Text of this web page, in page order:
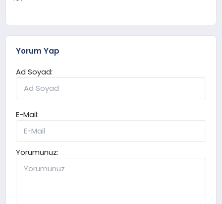
Yorum Yap
Ad Soyad:
E-Mail:
Yorumunuz: